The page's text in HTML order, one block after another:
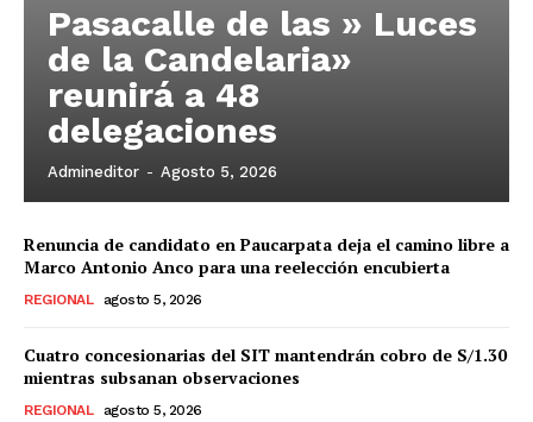
Pasacalle de las » Luces
de la Candelaria»
reunirá a 48
delegaciones
Admineditor - Agosto 5, 2026
Renuncia de candidato en Paucarpata deja el camino libre a
Marco Antonio Anco para una reelección encubierta
REGIONAL agosto 5, 2026
Cuatro concesionarias del SIT mantendrán cobro de S/1.30
mientras subsanan observaciones
REGIONAL agosto 5, 2026